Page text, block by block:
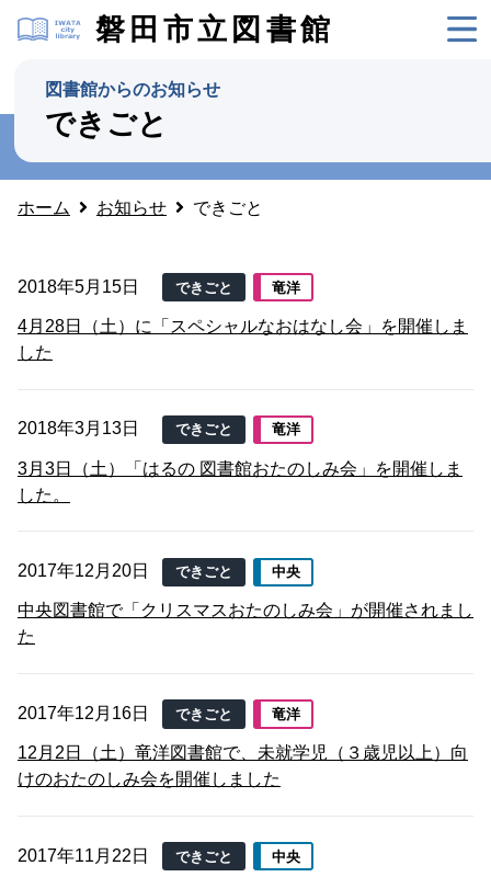
磐田市立図書館
図書館からのお知らせ
できごと
ホーム お知らせ できごと
2018年5月15日 できごと 竜洋
4月28日（土）に「スペシャルなおはなし会」を開催しま
した
2018年3月13日 できごと 竜洋
3月3日（土）「はるの 図書館おたのしみ会」を開催しま
した。
2017年12月20日 できごと 中央
中央図書館で「クリスマスおたのしみ会」が開催されまし
た
2017年12月16日 できごと 竜洋
12月2日（土）竜洋図書館で、未就学児（３歳児以上）向
けのおたのしみ会を開催しました
2017年11月22日 できごと 中央